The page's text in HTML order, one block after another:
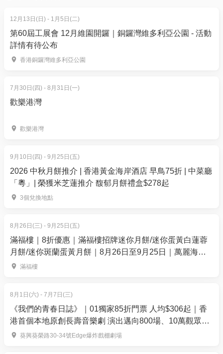
膠、片皮鵝」美食推介及介紹
「李錦記特式風味」自助晚餐 （7月1日起）
錦記法式龍蝦醬)
凍海鮮區：
熱盤區：
配法式龍蝦汁 (配李錦記法式龍蝦醬)、鮑汁燴花膠、芝
士蘑菇焗蟹蓋、酥炸生蠔、椒鹽大蝦、蒜蓉粉絲蒸扇
貝、蠔皇扣海螺片、上湯菜膽雞、紅燒獅子頭、龍蝦
海鮮茶碗蒸、馬莎曼咖哩雞、蔥餡拉餅、拿坡里海鮮
湯類區：龍蝦湯 (配李錦記法式龍蝦醬)
肉車區：燒肉眼扒 (配李錦記黑椒醬)
沙律類：龍蝦鮮果沙律 (配李錦記蛋黃醬)、俄羅斯
龍蝦沙律 (配李錦記蛋黃醬)
軟骨串、紫蘇雞肉丸串、多春魚、蔬菜串燒
湯類區：龍蝦湯 (配李錦記法式龍蝦醬)、竹絲雞螺
頭燉豬展
肉車區： 燒肉眼扒 (配李錦記黑椒醬)、片皮鵝
12月13日(日) - 1月5日(二)
第60屆工展會 12月維園開鑼｜銅鑼灣維多利亞公園 - 活動
詳情有待公布
香港銅鑼灣維多利亞公園
7月30日(四) - 8月31日(一)
歡樂港灣
歡樂港灣
9月10日(四) - 9月25日(五)
2026 中秋月餅推介 | 香港黃金海岸酒店 早鳥75折 | 中菜廳
「粵」| 榮獲米芝蓮推介 馥郁月餅禮盒$278起
3個兌換地點
8月26日(三) - 9月25日(五)
滿福樓｜8折優惠｜滿福樓招牌迷你月餅/迷你蛋黃白蓮蓉
月餅/迷你斑蘭蛋黃月餅｜8月26日至9月25日｜萬麗海景
酒店滿福樓
滿福樓
8月1日(六) - 7月7日(三)
《我們的青春日誌》｜01獨家85折門票 人均$306起｜香
港首個本地原創長壽音樂劇 演出邁向800場、10萬觀眾入
場｜爆炸戲棚劇場
葵興葵榮路30-34號Edge爆炸戲棚劇場